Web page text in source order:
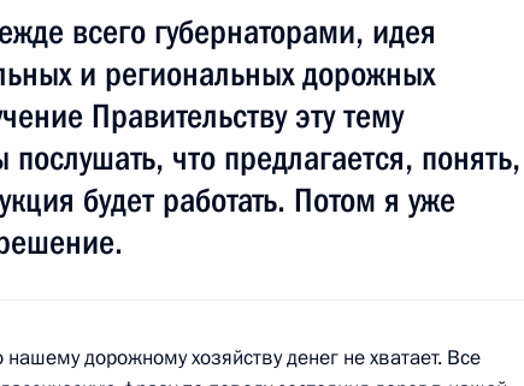
Франции Николя Саркози посетит
политики
всего губернаторами, идея
и региональных дорожных
Правительству эту тему
послушать, что предлагается, понять,
будет работать. Потом я уже
дорожному хозяйству денег не хватает. Все